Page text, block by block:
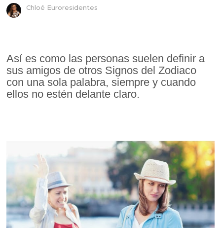
Chloé Euroresidentes
Así es como las personas suelen definir a
sus amigos de otros Signos del Zodiaco
con una sola palabra, siempre y cuando
ellos no estén delante claro.